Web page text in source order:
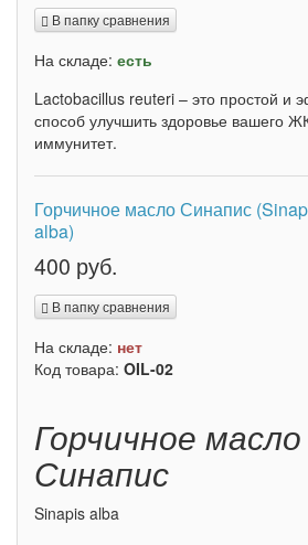
В папку сравнения
На складе: есть
Lactobacillus reuteri – это простой и
способ улучшить здоровье вашего
иммунитет.
Горчичное масло Синапис
alba)
400 руб.
В папку сравнения
На складе: нет
Код товара: OIL-02
Горчичное масло
Синапис
Sinapis alba